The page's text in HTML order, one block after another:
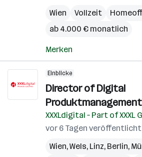
Wien
Vollzeit
ab 4.000 € monatlich
Merken
Einblicke
Director of Digital
Produktmanagement
XXXLdigital – Part of XXXL
vor 6 Tagen veröffentlicht
Wien,Wels, Linz, Berlin,